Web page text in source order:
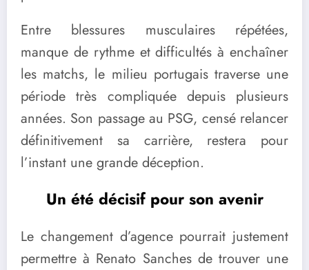
Entre blessures musculaires répétées,
manque de rythme et difficultés à enchaîner
les matchs, le milieu portugais traverse une
période très compliquée depuis plusieurs
années. Son passage au PSG, censé relancer
définitivement sa carrière, restera pour
l’instant une grande déception.
Un été décisif pour son avenir
Le changement d’agence pourrait justement
permettre à Renato Sanches de trouver une